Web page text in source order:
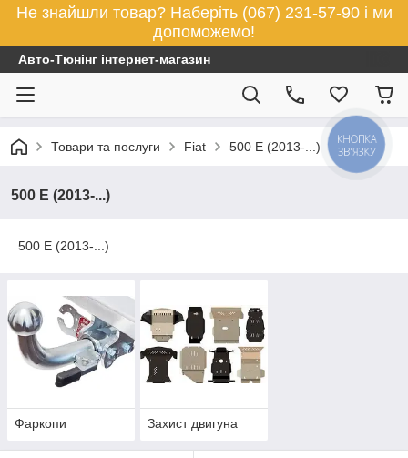
Не знайшли товар? Наберіть (067) 231-57-90 і ми
допоможемо!
Авто-Тюнінг інтернет-магазин
Товари та послуги Fiat 500 E (2013-...)
500 E (2013-...)
500 E (2013-...)
Фаркопи Захист двигуна
КНОПКА
ЗВ'ЯЗКУ